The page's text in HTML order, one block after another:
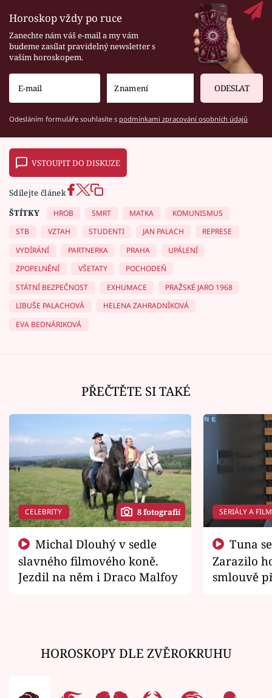
Horoskop vždy po ruce
Zanechte nám váš e-mail a my vám
budeme zasílat pravidelný newsletter s
vaším horoskopem.
ODESLAT
Odesláním formuláře souhlasíte s podmínkami zpracování osobních údajů
VSTOUPIT DO DISKUZE
Sdílejte článek
ŠTÍTKY
HROB SMRT MATKA
KOMUNISMUS
STB
VZTAH STUDENTI JAN PALACH
REPRESE
VYDÍRÁNÍ
PARTNERKA PRAHA
UPÁLENÍ
ZPOPELNĚNÍ
VŠETATY
POCHODEŇ
STÁTNÍ BEZPEČNOST
EXHUMACE
PRAŽSKÉ JARO 1968
LIBUŠE PALACHOVÁ
HELENA ZAHRADNÍKOVÁ
EVA BEDNÁRIKOVÁ
PŘEČTĚTE SI TAKÉ
CELEBRITY 8 fotografií
slavného filmového koně.
Jezdil na něm i Draco Malfoy
SERIÁLY A
Zarazilo
smlouvě
HOROSKOPY DLE ZVĚROKRUHU